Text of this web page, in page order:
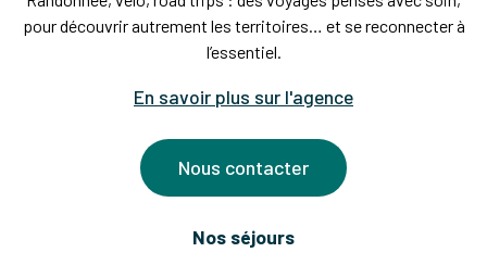
pour découvrir autrement les territoires… et se reconnecter à
l’essentiel.
En savoir plus sur l'agence
Nous contacter
Nos séjours